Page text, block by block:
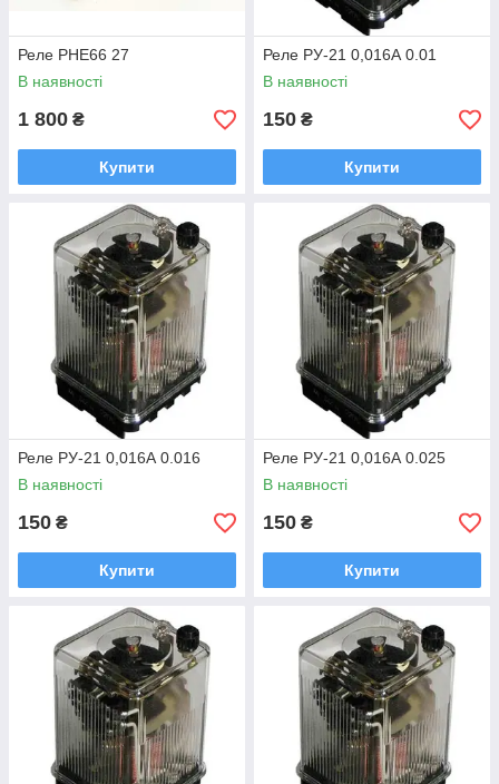
Реле РНЕ66 27
В наявності
1 800 ₴
Купити
Реле РУ-21 0,016А 0.01
В наявності
150 ₴
Купити
Реле РУ-21 0,016А 0.016
В наявності
150 ₴
Купити
Реле РУ-21 0,016А 0.025
В наявності
150 ₴
Купити